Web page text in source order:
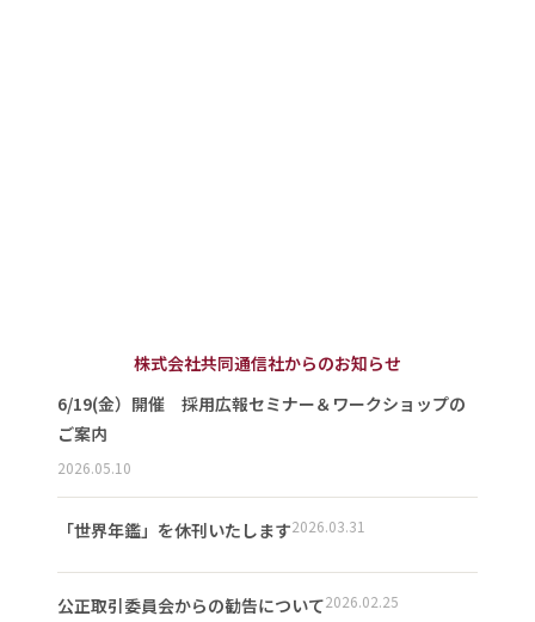
株式会社共同通信社からのお知らせ
6/19(金）開催 採用広報セミナー＆ワークショップの
ご案内
2026.05.10
「世界年鑑」を休刊いたします2026.03.31
公正取引委員会からの勧告について2026.02.25